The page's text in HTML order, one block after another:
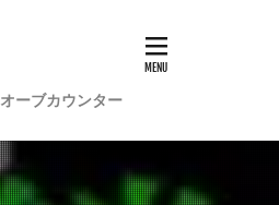
オーブカウンター